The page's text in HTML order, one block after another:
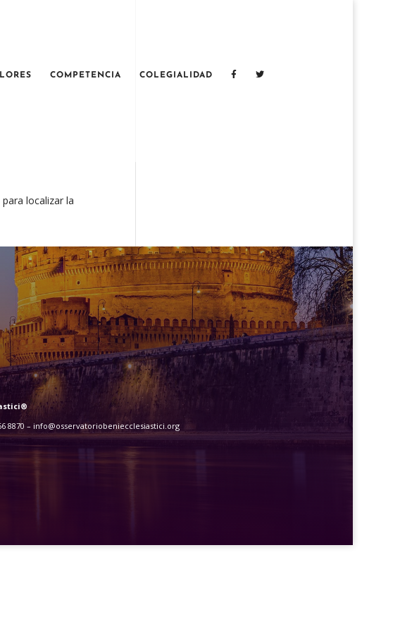
COMPETENCIA COLEGIALIDAD
localizar la
8870 – info@osservatoriobeniecclesiastici.org